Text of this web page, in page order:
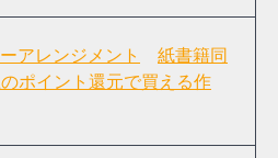
アレンジメント
紙書籍同
ポイント還元で買える作